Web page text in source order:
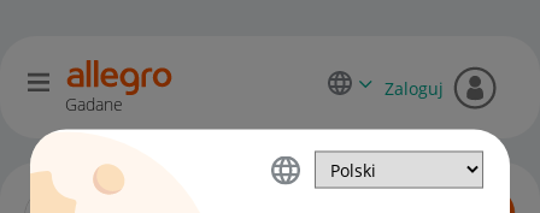
Gadane
Zaloguj